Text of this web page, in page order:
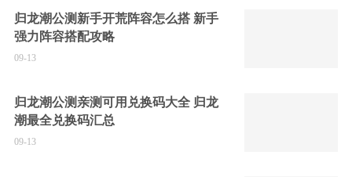
归龙潮公测新手开荒阵容怎么搭 新手
强力阵容搭配攻略
09-13
归龙潮公测亲测可用兑换码大全 归龙
潮最全兑换码汇总
09-13